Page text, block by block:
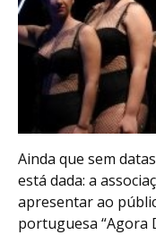
Ainda que sem
está dada: a
apresentar ao
portuguesa “Agora